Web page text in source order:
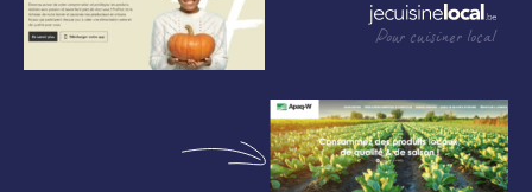
Pour cuisiner local